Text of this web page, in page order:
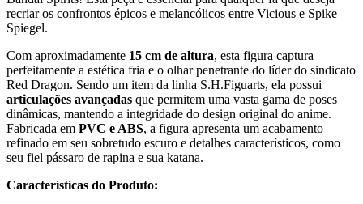
recriar os confrontos épicos e melancólicos entre Vicious e Spike
Spiegel.
Com aproximadamente 15 cm de altura, esta figura captura
perfeitamente a estética fria e o olhar penetrante do líder do sindicato
Red Dragon. Sendo um item da linha S.H.Figuarts, ela possui
articulações avançadas que permitem uma vasta gama de poses
dinâmicas, mantendo a integridade do design original do anime.
Fabricada em PVC e ABS, a figura apresenta um acabamento
refinado em seu sobretudo escuro e detalhes característicos, como
seu fiel pássaro de rapina e sua katana.
Características do Produto: